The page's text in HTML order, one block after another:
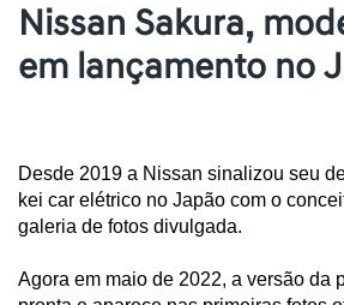
Nissan Sakura,
em lançamento no
Desde 2019 a Nissan sinalizou seu
kei car elétrico no Japão com o
galeria de fotos divulgada.
Agora em maio de 2022, a versão da